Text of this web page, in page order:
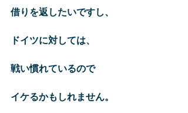
借りを返したいですし、
ドイツに対しては、
戦い慣れているので
イケるかもしれません。